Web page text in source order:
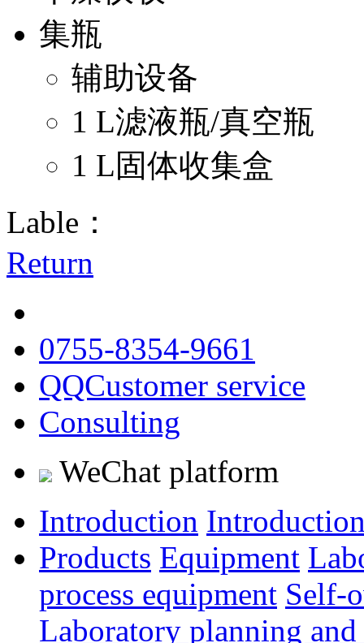
辅助设备
1 L滤液瓶/真空瓶
1 L固体收集盒
Lable：
Return
0755-8354-9661
QQCustomer service
Consulting
WeChat platform
Introduction
Products Equipment
process equipment Self-
Laboratory planning and